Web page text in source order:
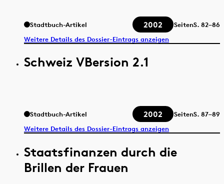
Stadtbuch-Artikel 2002 SeitenS. 82–86
Weitere Details des Dossier-Eintrags anzeigen
Schweiz VBersion 2.1
Stadtbuch-Artikel 2002 SeitenS. 87–89
Weitere Details des Dossier-Eintrags anzeigen
Staatsfinanzen durch die
Brillen der Frauen